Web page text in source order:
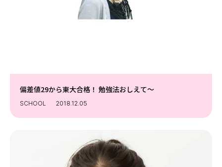
偏差値29から東大合格！ 勉強法おしえて～
SCHOOL 2018.12.05